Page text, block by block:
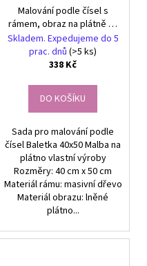
Malování podle čísel s
rámem, obraz na plátně 40
x 50 cm, Baletní tanečník
Skladem. Expedujeme do 5
prac. dnů (>5 ks)
338 Kč
DO KOŠÍKU
Sada pro malování podle
čísel Baletka 40x50 Malba na
plátno vlastní výroby
Rozměry: 40 cm x 50 cm
Materiál rámu: masivní dřevo
Materiál obrazu: lněné
plátno...